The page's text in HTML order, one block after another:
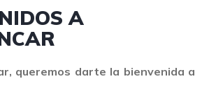
A
queremos darte la bienvenida a